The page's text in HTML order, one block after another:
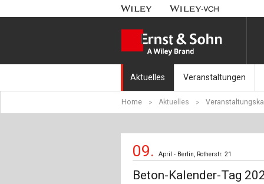
Aktuelles
Nachrichten
Aktuell erschienen
Erscheint in Kürze
Veranstaltungen
Münchener
Fachkonferenz
Symposium
Home Aktuelles
09.April - Berlin, Rotherstr. 21
Beton-Kalender-Tag